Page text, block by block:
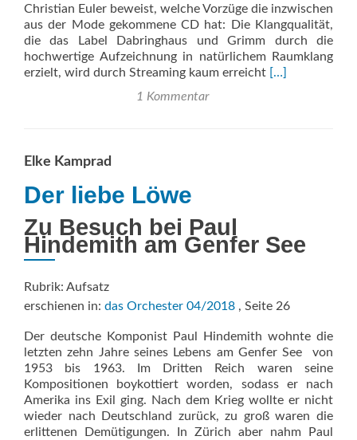
Christian Euler beweist, welche Vorzüge die inzwischen
aus der Mode gekommene CD hat: Die Klangqualität,
die das Label Dabringhaus und Grimm durch die
hochwertige Aufzeichnung in natürlichem Raumklang
erzielt, wird durch Streaming kaum erreicht Read
[…]
1 Kommentar
Elke Kamprad
Der liebe Löwe
Zu Besuch bei Paul
Hindemith am Genfer See
Rubrik: Aufsatz
erschienen in: das Orchester 04/2018 , Seite 26
Der deutsche Komponist Paul Hindemith wohnte die
letzten zehn Jahre seines Lebens am Genfer See  von
1953 bis 1963. Im Dritten Reich waren seine
Kompositionen boykottiert worden, sodass er nach
Amerika ins Exil ging. Nach dem Krieg wollte er nicht
wieder nach Deutschland zurück, zu groß waren die
erlittenen Demütigungen. In Zürich aber nahm Paul